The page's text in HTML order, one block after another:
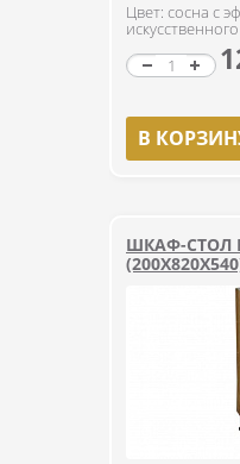
Цвет: сосна с
В
ШКАФ-СТОЛ